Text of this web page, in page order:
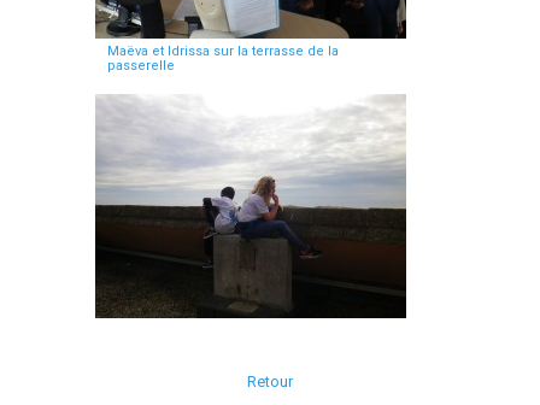
Maëva et Idrissa sur la terrasse de la
passerelle
Retour